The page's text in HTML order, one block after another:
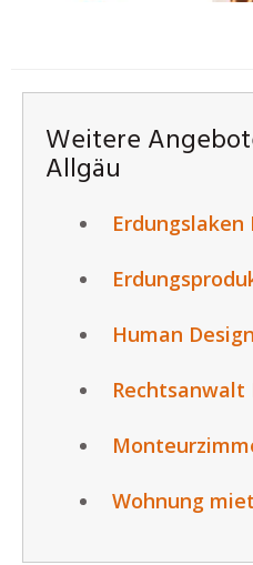
Weitere
Allgäu
Human
Rechtsanwalt
Wohnung